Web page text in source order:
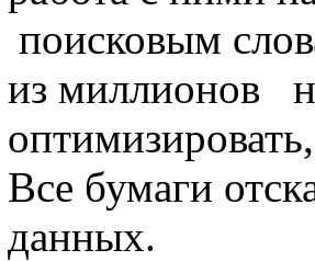
поисковым
из миллионов
Все бумаги
данных.